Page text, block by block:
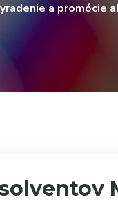
a promócie